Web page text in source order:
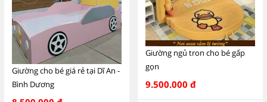
Giường cho bé giá rẻ tại Dĩ An -
Bình Dương
Giường ngủ tron cho bé gấp
gọn
9.500.000 đ